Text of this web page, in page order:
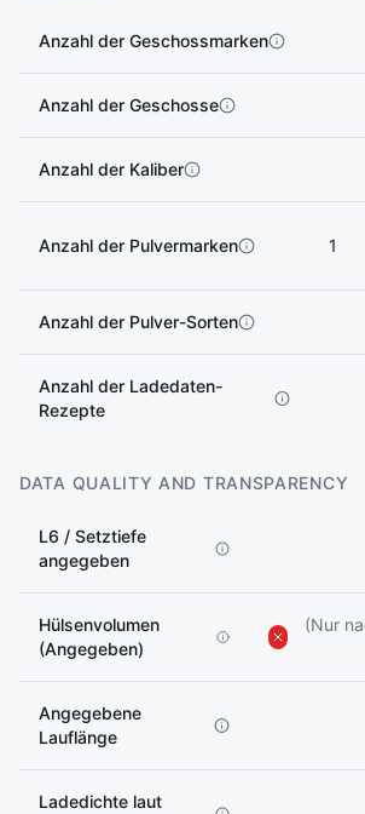
Anzahl der Geschossmarken
Anzahl der Geschosse
Anzahl der Kaliber
Anzahl der Pulvermarken 1
Anzahl der Pulver-Sorten
Anzahl der Ladedaten-
Rezepte
DATA QUALITY AND TRANSPARENCY
L6 / Setztiefe
angegeben
Hülsenvolumen
(Angegeben)
(Nur
Angegebene
Lauflänge
Ladedichte laut